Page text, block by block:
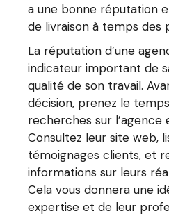
a une bonne réputation
de livraison à temps des
La réputation d’une
indicateur important de
qualité de son travail.
décision, prenez le
recherches sur l’agence
Consultez leur site web,
témoignages clients, et
informations sur leurs
Cela vous donnera une
expertise et de leur